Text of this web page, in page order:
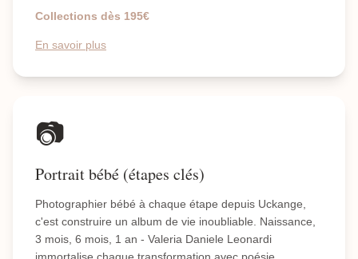
Collections dès 195€
En savoir plus
📷
Portrait bébé (étapes clés)
Photographier bébé à chaque étape depuis Uckange,
c'est construire un album de vie inoubliable. Naissance,
3 mois, 6 mois, 1 an - Valeria Daniele Leonardi